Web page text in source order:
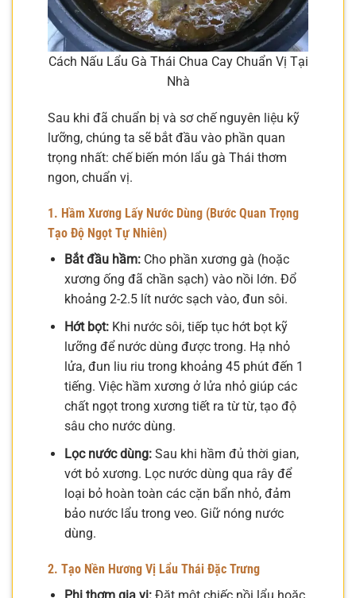
Cách Nấu Lẩu Gà Thái Chua Cay Chuẩn Vị Tại
Nhà
Sau khi đã chuẩn bị và sơ chế nguyên liệu kỹ
lưỡng, chúng ta sẽ bắt đầu vào phần quan
trọng nhất: chế biến món lẩu gà Thái thơm
ngon, chuẩn vị.
1. Hầm Xương Lấy Nước Dùng (Bước Quan Trọng
Tạo Độ Ngọt Tự Nhiên)
Bắt đầu hầm:Cho phần xương gà (hoặc
xương ống đã chần sạch) vào nồi lớn. Đổ
khoảng 2-2.5 lít nước sạch vào, đun sôi.
Hớt bọt:Khi nước sôi, tiếp tục hớt bọt kỹ
lưỡng để nước dùng được trong. Hạ nhỏ
lửa, đun liu riu trong khoảng 45 phút đến 1
tiếng. Việc hầm xương ở lửa nhỏ giúp các
chất ngọt trong xương tiết ra từ từ, tạo độ
sâu cho nước dùng.
Lọc nước dùng:Sau khi hầm đủ thời gian,
vớt bỏ xương. Lọc nước dùng qua rây để
loại bỏ hoàn toàn các cặn bẩn nhỏ, đảm
bảo nước lẩu trong veo. Giữ nóng nước
dùng.
2. Tạo Nền Hương Vị Lẩu Thái Đặc Trưng